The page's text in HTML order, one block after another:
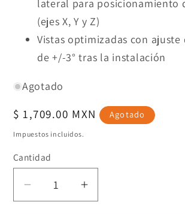
lateral para posicionamiento
(ejes X, Y y Z)
Vistas optimizadas con ajuste
de +/-3° tras la instalación
Agotado
Precio
habitual
$ 1,709.00 MXN Agotado
Impuestos incluidos.
Cantidad
Reducir
Aumentar